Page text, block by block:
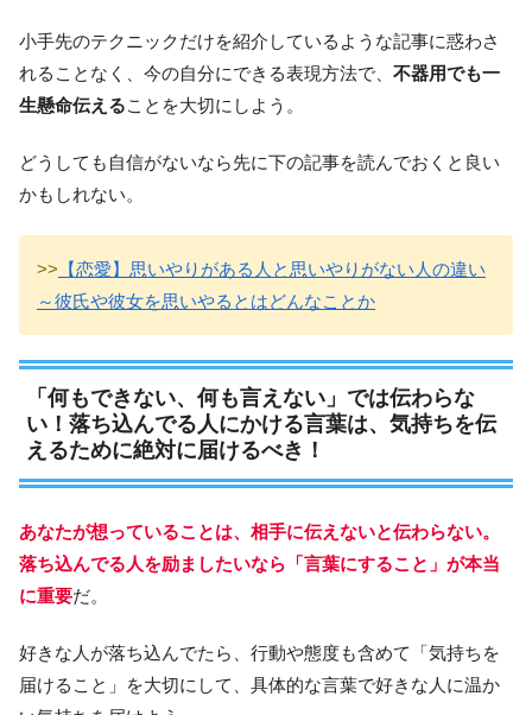
小手先のテクニックだけを紹介しているような記事に惑わさ
れることなく、今の自分にできる表現方法で、 不器用でも一
生懸命伝えることを大切にしよう。
どうしても自信がないなら先に下の記事を読んでおくと良い
かもしれない。
>> 【恋愛】思いやりがある人と思いやりがない人の違い
～彼氏や彼女を思いやるとはどんなことか
「何もできない、何も言えない」では伝わらな
い！落ち込んでる人にかける言葉は、気持ちを伝
えるために絶対に届けるべき！
あなたが想っていることは、相手に伝えないと伝わらない。
落ち込んでる人を励ましたいなら「言葉にすること」が本当
に重要だ。
好きな人が落ち込んでたら、行動や態度も含めて「気持ちを
届けること」を大切にして、具体的な言葉で好きな人に温か